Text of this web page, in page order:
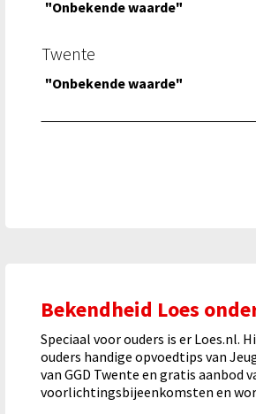
Twente
"Onbekende waarde"
"Onbekende waarde"
Bekendheid Loes
Speciaal voor ouders is er Loes.nl.
ouders handige opvoedtips van
van GGD Twente en gratis aanbod
voorlichtingsbijeenkomsten en